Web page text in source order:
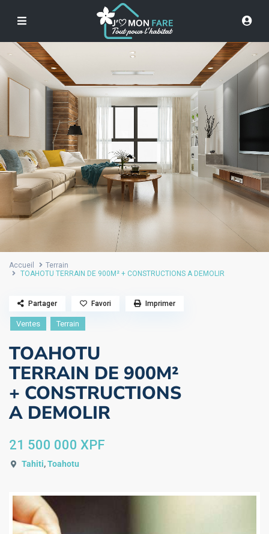
Accueil
Terrain
TOAHOTU TERRAIN DE 900M² + CONSTRUCTIONS A DEMOLIR
Ventes Terrain
TOAHOTU
TERRAIN DE 900M²
+ CONSTRUCTIONS
A DEMOLIR
21 500 000 XPF
Tahiti,Toahotu
Partager Favori Imprimer